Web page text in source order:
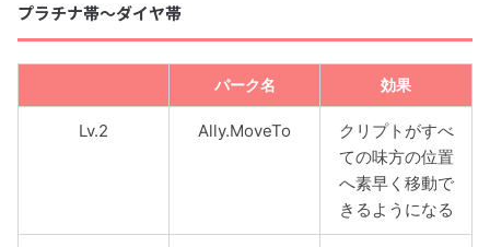
プラチナ帯〜ダイヤ帯
パーク名 効果
Lv.2 Ally.MoveTo
クリプトがすべ
ての味方の位置
へ素早く移動で
きるようになる